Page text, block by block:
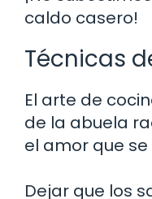
caldo casero!
Técnicas
El arte de
de la abuela
el amor que
Dejar que los